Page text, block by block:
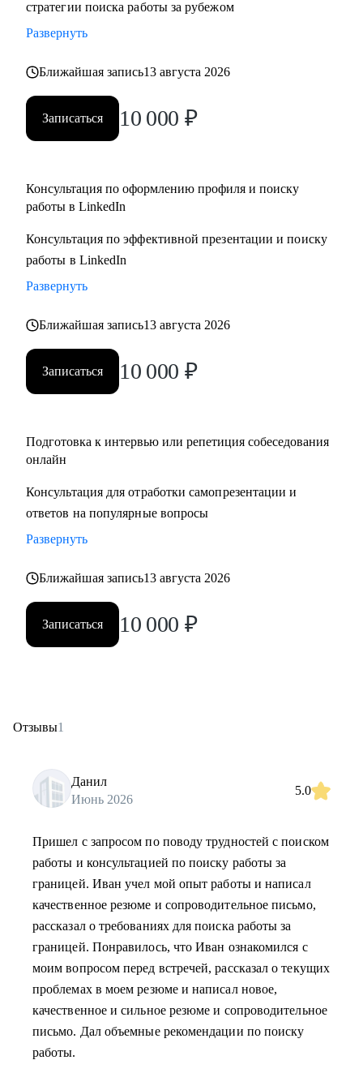
адаптация резюме под конкретную позицию, принципы
работы с джоб бордами, понимание уровня зарплат.
компанией (включая обсуждение зарплаты).
Кому могу помочь:
• Всем специалистам в сфере ИТ и маркетинга, кто хочет
• Руководителям и тем, кто хочет дорасти до
управленческих позиций
стратегии поиска работы за рубежом
Развернуть
Ближайшая запись13 августа 2026
Записаться 10 000 ₽
Консультация по оформлению профиля и поиску
работы в LinkedIn
Консультация по эффективной презентации и поиску
работы в LinkedIn
Развернуть
Ближайшая запись13 августа 2026
Записаться 10 000 ₽
Подготовка к интервью или репетиция собеседования
онлайн
Консультация для отработки самопрезентации и
ответов на популярные вопросы
Развернуть
Ближайшая запись13 августа 2026
Записаться 10 000 ₽
Отзывы1
Данил
Июнь 2026
5.0
Пришел с запросом по поводу трудностей с поиском
работы и консультацией по поиску работы за
границей. Иван учел мой опыт работы и написал
качественное резюме и сопроводительное письмо,
рассказал о требованиях для поиска работы за
границей. Понравилось, что Иван ознакомился с
моим вопросом перед встречей, рассказал о текущих
проблемах в моем резюме и написал новое,
качественное и сильное резюме и сопроводительное
письмо. Дал объемные рекомендации по поиску
работы.